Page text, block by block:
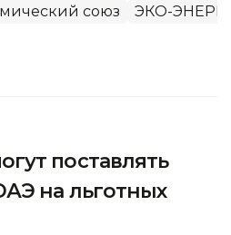
союз ЭКО-
поставлять
на льготных